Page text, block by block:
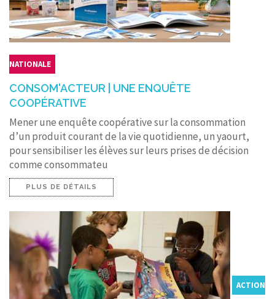
NATIONALE
CONSOM'ACTEUR | UNE ENQUÊTE
COOPÉRATIVE
Mener une enquête coopérative sur la consommation
d’un produit courant de la vie quotidienne, un yaourt,
pour sensibiliser les élèves sur leurs prises de décision
comme consommateu
PLUS DE DÉTAILS
ACTION